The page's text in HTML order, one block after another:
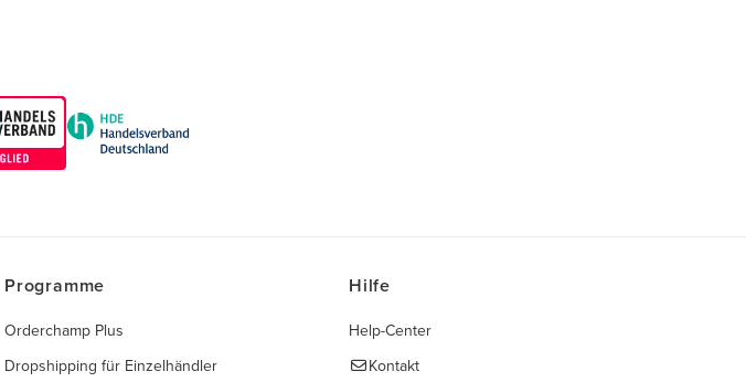
Programme
Orderchamp Plus
Dropshipping für Einzelhändler
Hilfe
Help-Center
Kontakt